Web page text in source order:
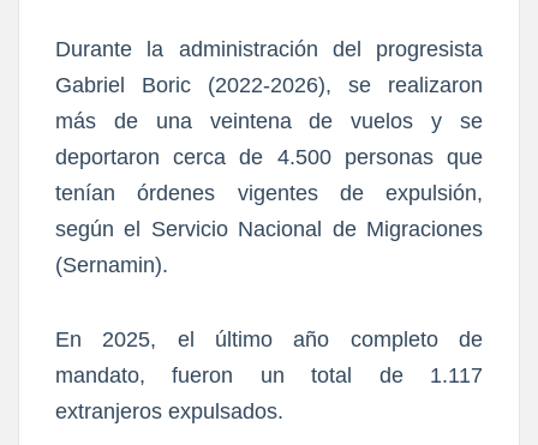
Durante la administración del progresista
Gabriel Boric (2022-2026), se realizaron
más de una veintena de vuelos y se
deportaron cerca de 4.500 personas que
tenían órdenes vigentes de expulsión,
según el Servicio Nacional de Migraciones
(Sernamin).
En 2025, el último año completo de
mandato, fueron un total de 1.117
extranjeros expulsados.